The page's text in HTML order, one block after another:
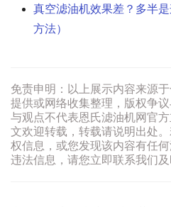
真空滤油机效果差？多半
方法）
免责申明：以上展示内容来源
提供或网络收集整理，版权争
与观点不代表恩氏滤油机网官
文欢迎转载，转载请说明出处
权信息，或您发现该内容有任
违法信息，请您立即联系我们及